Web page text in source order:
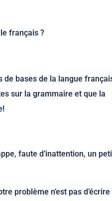
français ?
de bases de la langue
sur la grammaire et que la
faute d’inattention, un
problème n’est pas